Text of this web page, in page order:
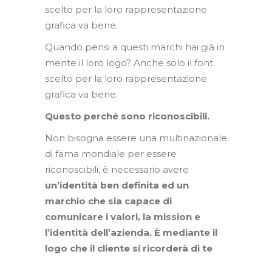
scelto per la loro rappresentazione
grafica va bene.
Quando pensi a questi marchi hai già in
mente il loro logo? Anche solo il font
scelto per la loro rappresentazione
grafica va bene.
Questo perché sono riconoscibili.
Non bisogna essere una multinazionale
di fama mondiale per essere
riconoscibili, è necessario avere
un’identità ben definita ed un
marchio che sia capace di
comunicare i valori, la mission e
l’identità dell’azienda. È mediante il
logo che il cliente si ricorderà di te